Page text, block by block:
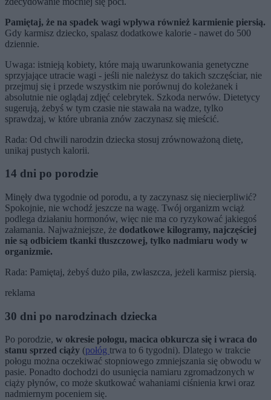
Pamiętaj, że na spadek wagi wpływa również karmienie piersią.
Gdy karmisz dziecko, spalasz dodatkowe kalorie - nawet do 500
dziennie.
Uwaga: istnieją kobiety, które mają uwarunkowania genetyczne
sprzyjające utracie wagi - jeśli nie należysz do takich szczęściar, nie
przejmuj się i przede wszystkim nie porównuj do koleżanek i
absolutnie nie oglądaj zdjęć celebrytek. Szkoda nerwów. Dietetycy
sugerują, żebyś w tym czasie nie stawała na wadze, tylko
sprawdzaj, w które ubrania znów zaczynasz się mieścić.
Rada: Od chwili narodzin dziecka stosuj zrównoważoną dietę,
unikaj pustych kalorii.
14 dni po porodzie
Minęły dwa tygodnie od porodu, a ty zaczynasz się niecierpliwić?
Spokojnie, nie wchodź jeszcze na wagę. Twój organizm wciąż
podlega działaniu hormonów, więc nie ma co ryzykować jakiegoś
załamania. Najważniejsze, że dodatkowe kilogramy, najczęściej
nie są odbiciem tkanki tłuszczowej, tylko nadmiaru wody w
organizmie.
Rada: Pamiętaj, żebyś dużo piła, zwłaszcza, jeżeli karmisz piersią.
reklama
30 dni po narodzinach dziecka
Po porodzie, w okresie połogu, macica obkurcza się i wraca do
stanu sprzed ciąży (połóg trwa to 6 tygodni). Dlatego w trakcie
połogu można oczekiwać stopniowego zmniejszania się obwodu w
pasie. Ponadto dochodzi do usunięcia namiaru zgromadzonych w
ciąży płynów, co może skutkować wahaniami ciśnienia krwi oraz
nadmiernym poceniem się.